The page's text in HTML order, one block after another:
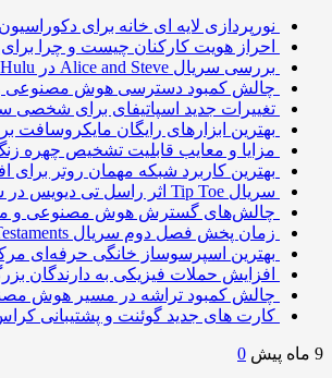
نورپردازی لایه ای خانه برای دکوراسیون
احراز هویت کارکنان چیست و چرا
بررسی سریال Alice and Steve در Hulu با بازی نیکولا واکر
چالش کمبود دسترسی هوش مصنوعی و
تغییرات جدید اسپاتیفای برای شخصی
بهترین ابزارهای رایگان مایکروسافت
مزایا و معایب قابلیت تشخیص چهره
بهترین کاربرد شبکه مهمان روتر برای
سریال Tip Toe اثر راسل تی دیویس در شبکه Channel 4
چالش‌های گسترش هوش مصنوعی و
زمان پخش فصل دوم سریال The Testaments و جزئیات داستان
بهترین اسپرسوساز خانگی حرفه‌ای
افزایش حملات فیزیکی به دارندگان
چالش کمبود تراشه در مسیر هوش
کارت های جدید گوئنت و پشتیبانی کراس
9 ماه پیش 0